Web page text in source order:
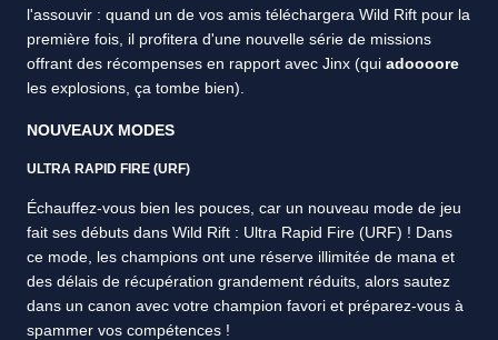
l'assouvir : quand un de vos amis téléchargera Wild Rift pour la
première fois, il profitera d'une nouvelle série de missions
offrant des récompenses en rapport avec Jinx (qui adoooore
les explosions, ça tombe bien).
NOUVEAUX MODES
ULTRA RAPID FIRE (URF)
Échauffez-vous bien les pouces, car un nouveau mode de jeu
fait ses débuts dans Wild Rift : Ultra Rapid Fire (URF) ! Dans
ce mode, les champions ont une réserve illimitée de mana et
des délais de récupération grandement réduits, alors sautez
dans un canon avec votre champion favori et préparez-vous à
spammer vos compétences !